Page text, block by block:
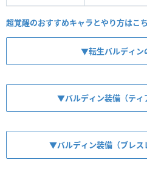
超覚醒のおすすめキャラとやり方はこ
▼転生バルディン
▼バルディン装備（ティ
▼バルディン装備（ブレス